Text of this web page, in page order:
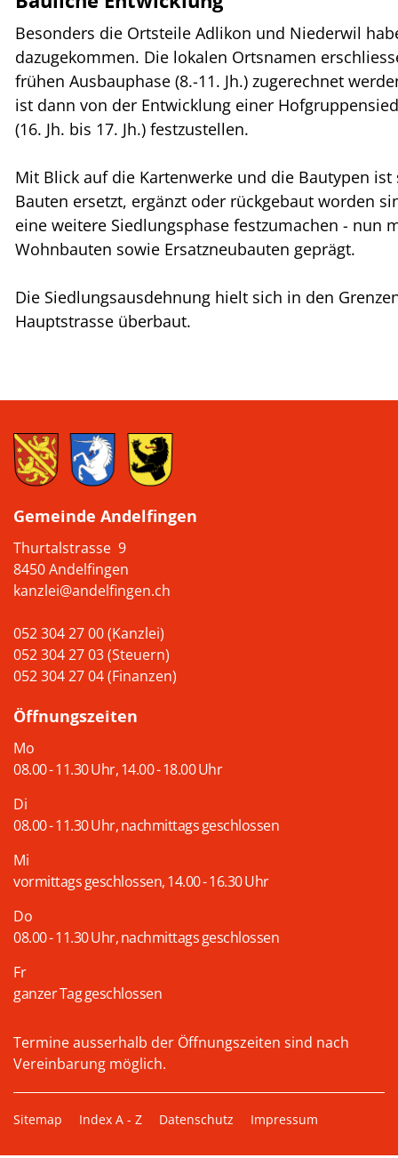
Besonders die Ortsteile Adlikon und Niederwil
dazugekommen. Die lokalen Ortsnamen
frühen Ausbauphase (8.-11. Jh.) zugerechnet
ist dann von der Entwicklung einer
(16. Jh. bis 17. Jh.) festzustellen.
Mit Blick auf die Kartenwerke und die Bautypen
Bauten ersetzt, ergänzt oder rückgebaut worden
eine weitere Siedlungsphase festzumachen - nun
Wohnbauten sowie Ersatzneubauten geprägt.
Die Siedlungsausdehnung hielt sich in den
Hauptstrasse überbaut.
Gemeinde Andelfingen
Thurtalstrasse 9
8450 Andelfingen
kanzlei@andelfingen.ch
052 304 27 00 (Kanzlei)
052 304 27 03 (Steuern)
052 304 27 04 (Finanzen)
Öffnungszeiten
Mo
08.00 - 11.30 Uhr, 14.00 - 18.00 Uhr
Di
08.00 - 11.30 Uhr, nachmittags geschlossen
Mi
vormittags geschlossen, 14.00 - 16.30 Uhr
Do
08.00 - 11.30 Uhr, nachmittags geschlossen
Fr
ganzer Tag geschlossen
Termine ausserhalb der Öffnungszeiten sind nach
Vereinbarung möglich.
Toolbar
Sitemap Index A - Z Datenschutz Impressum